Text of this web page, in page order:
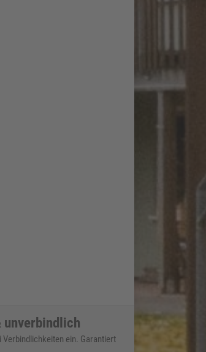
unverbindlich
Verbindlichkeiten ein. Garantiert